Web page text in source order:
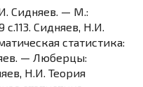
Сидняев. — М.:
Сидняев, Н.И.
статистика:
— Люберцы:
Н.И. Теория